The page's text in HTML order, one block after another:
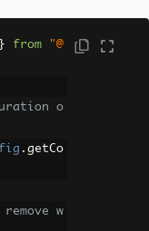
} from
"@
o
. getCo
w